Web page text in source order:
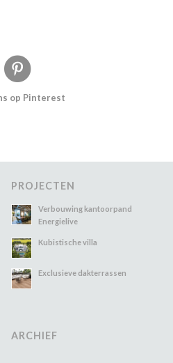
op Pinterest
PROJECTEN
Verbouwing kantoorpand
Energielive
Kubistische villa
Exclusieve dakterrassen
ARCHIEF